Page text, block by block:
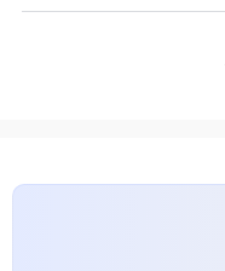
먹으러 갑니다. 90년대 중
놔두었는지 아님 보수공사
었습니다. 군대에서 오리온